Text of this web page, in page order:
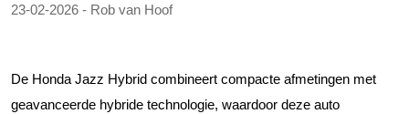
23-02-2026 - Rob van Hoof
De Honda Jazz Hybrid combineert compacte afmetingen met
geavanceerde hybride technologie, waardoor deze auto